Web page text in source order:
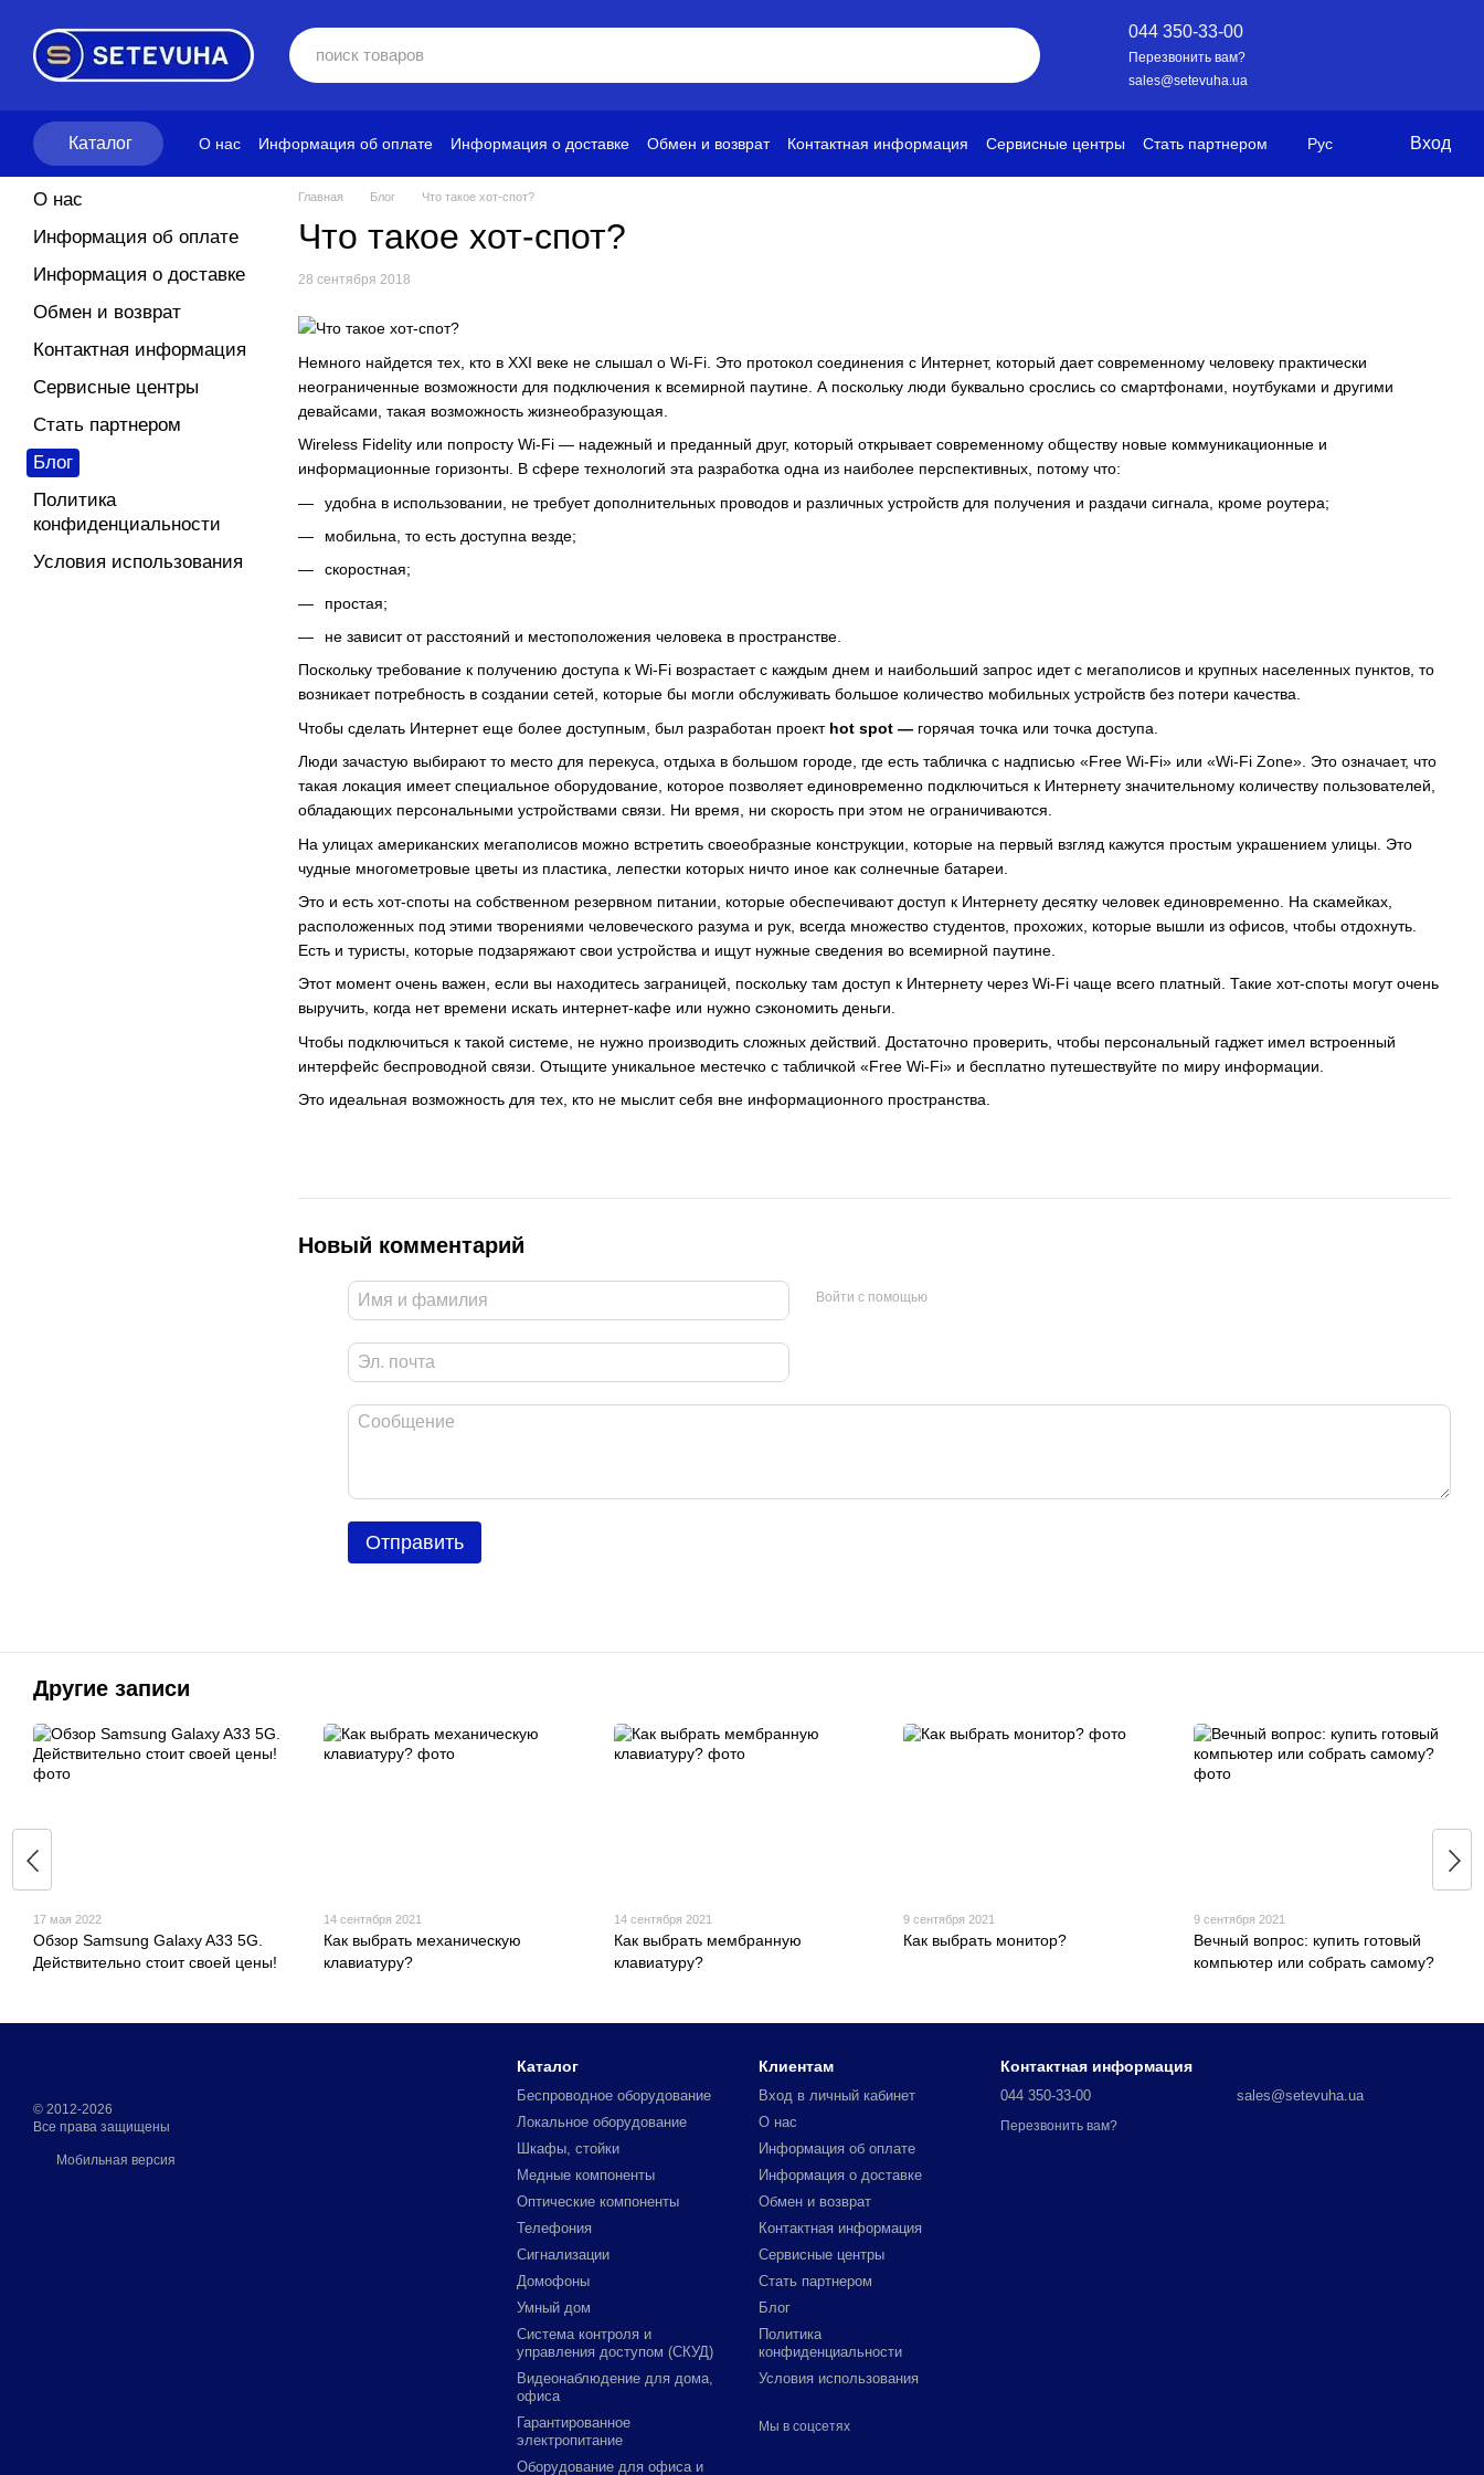
044 350-33-00
Перезвонить вам?
sales@setevuha.ua
Каталог О нас Информация об оплате Информация о доставке Обмен и возврат Контактная информация Сервисные центры
Стать партнером
Рус Вход
Главная Блог Что такое хот-спот?
Что такое хот-спот?
28 сентября 2018
Немного найдется тех, кто в XXI веке не слышал о Wi-Fi. Это протокол соединения с Интернет, который дает современному человеку практически
неограниченные возможности для подключения к всемирной паутине. А поскольку люди буквально срослись со смартфонами, ноутбуками и другими
девайсами, такая возможность жизнеобразующая.
Wireless Fidelity или попросту Wi-Fi — надежный и преданный друг, который открывает современному обществу новые коммуникационные и
информационные горизонты. В сфере технологий эта разработка одна из наиболее перспективных, потому что:
удобна в использовании, не требует дополнительных проводов и различных устройств для получения и раздачи сигнала, кроме роутера;
мобильна, то есть доступна везде;
скоростная;
простая;
не зависит от расстояний и местоположения человека в пространстве.
Поскольку требование к получению доступа к Wi-Fi возрастает с каждым днем и наибольший запрос идет с мегаполисов и крупных населенных пунктов, то
возникает потребность в создании сетей, которые бы могли обслуживать большое количество мобильных устройств без потери качества.
Чтобы сделать Интернет еще более доступным, был разработан проект hot spot — горячая точка или точка доступа
Люди зачастую выбирают то место для перекуса, отдыха в большом городе, где есть табличка с надписью «Free Wi-Fi» или «Wi-Fi Zone». Это означает, что
такая локация имеет специальное оборудование, которое позволяет единовременно подключиться к Интернету значительному количеству пользователей,
обладающих персональными устройствами связи. Ни время, ни скорость при этом не ограничиваются.
На улицах американских мегаполисов можно встретить своеобразные конструкции, которые на первый взгляд кажутся простым украшением улицы. Это
чудные многометровые цветы из пластика, лепестки которых ничто иное как солнечные батареи.
Это и есть хот-споты на собственном резервном питании, которые обеспечивают доступ к Интернету десятку человек единовременно. На скамейках,
расположенных под этими творениями человеческого разума и рук, всегда множество студентов, прохожих, которые вышли из офисов, чтобы отдохнуть.
Есть и туристы, которые подзаряжают свои устройства и ищут нужные сведения во всемирной паутине.
Этот момент очень важен, если вы находитесь заграницей, поскольку там доступ к Интернету через Wi-Fi чаще всего платный. Такие хот-споты могут очень
выручить, когда нет времени искать интернет-кафе или нужно сэкономить деньги.
Чтобы подключиться к такой системе, не нужно производить сложных действий. Достаточно проверить, чтобы персональный гаджет имел встроенный
интерфейс беспроводной связи. Отыщите уникальное местечко с табличкой «Free Wi-Fi» и бесплатно путешествуйте по миру информации.
Это идеальная возможность для тех, кто не мыслит себя вне информационного пространства.
Новый комментарий
Войти с помощью
Отправить
О нас
Информация об оплате
Информация о доставке
Обмен и возврат
Контактная информация
Сервисные центры
Стать партнером
Блог
Политика
конфиденциальности
Условия использования
Другие записи
17 мая 2022
Обзор Samsung Galaxy A33 5G.
Действительно стоит своей цены!
14 сентября 2021
Как выбрать механическую
клавиатуру?
14 сентября 2021
Как выбрать мембранную
клавиатуру?
9 сентября 2021
Как выбрать монитор?
9 сентября 2021
Вечный вопрос: купить готовый
компьютер или собрать самому?
© 2012-2026
Все права защищены
Мобильная версия
Каталог
Беспроводное оборудование
Локальное оборудование
Шкафы, стойки
Медные компоненты
Оптические компоненты
Телефония
Сигнализации
Домофоны
Умный дом
Система контроля и
управления доступом (СКУД)
Видеонаблюдение для дома,
офиса
Гарантированное
электропитание
Оборудование для офиса и
Клиентам
Вход в личный кабинет
О нас
Информация об оплате
Информация о доставке
Обмен и возврат
Контактная информация
Сервисные центры
Стать партнером
Блог
Политика
конфиденциальности
Условия использования
Мы в соцсетях
Контактная информация
044 350-33-00
Перезвонить вам?
sales@setevuha.ua